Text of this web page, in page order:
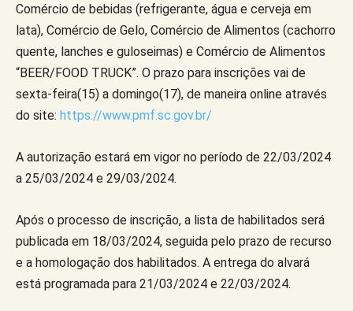
Comércio de bebidas (refrigerante, água e cerveja em
lata), Comércio de Gelo, Comércio de Alimentos (cachorro
quente, lanches e guloseimas) e Comércio de Alimentos
“BEER/FOOD TRUCK”. O prazo para inscrições vai de
sexta-feira(15) a domingo(17), de maneira online através
do site: https://www.pmf.sc.gov.br/
A autorização estará em vigor no período de 22/03/2024
a 25/03/2024 e 29/03/2024.
Após o processo de inscrição, a lista de habilitados será
publicada em 18/03/2024, seguida pelo prazo de recurso
e a homologação dos habilitados. A entrega do alvará
está programada para 21/03/2024 e 22/03/2024.